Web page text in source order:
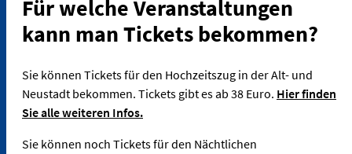
Für welche Veranstaltungen
kann man Tickets bekommen?
Sie können Tickets für den Hochzeitszug in der Alt- und
Neustadt bekommen. Tickets gibt es ab 38 Euro. Hier finden
Sie alle weiteren Infos.
Sie können noch Tickets für den Nächtlichen